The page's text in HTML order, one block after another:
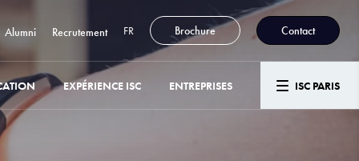
Alumni Recrutement FR Brochure Contact
EXPÉRIENCE ISC ENTREPRISES ISC PARIS